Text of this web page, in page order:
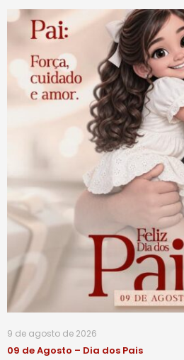
9 de agosto de 2026
09 de Agosto – Dia dos Pais